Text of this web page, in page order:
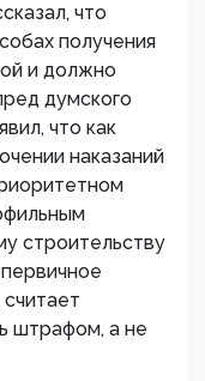
что
получения
и должно
думского
что как
наказаний
строительству
штрафом, а не